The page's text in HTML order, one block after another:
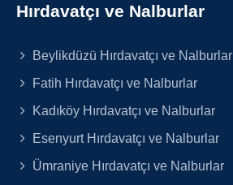
Hırdavatçı ve Nalburlar
Beylikdüzü Hırdavatçı ve Nalburlar
Fatih Hırdavatçı ve Nalburlar
Kadıköy Hırdavatçı ve Nalburlar
Esenyurt Hırdavatçı ve Nalburlar
Ümraniye Hırdavatçı ve Nalburlar